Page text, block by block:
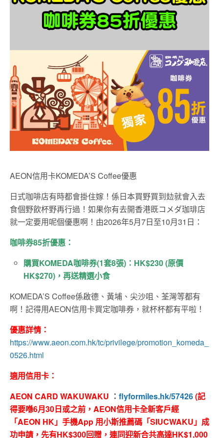
AEON信用卡KOMEDA’S Coffee優惠
日式咖啡店有時都會掛住嫁！係日本買野買到攰就會入去
食個野飲杯野再行過！如果你有去開香港既コメダ珈琲店
就一定要用呢個優惠啊！由2026年5月7日至10月31日：
咖啡券85折優惠：
購買KOMEDA咖啡券(1套8張)：HK$230 (原價
HK$270)，再送精選小食
KOMEDA’S Coffee係啟德、黃埔、尖沙咀、荃灣等都有
啊！記得用AEON信用卡買定咖啡券，就杯杯都有平啦！
優惠詳情：
https://www.aeon.com.hk/tc/privilege/promotion_komeda_
0526.html
適用信用卡：
AEON CARD WAKUWAKU ： flyformiles.hk/57426(記
得要喺6月30日或之前， AEON信用卡全新客戶經
「AEON HK」手機App 用小斯推薦碼「SIUCWAKU 」成
功申請，先有HK$300回贈 ，連同迎新合共高達HK$1,000